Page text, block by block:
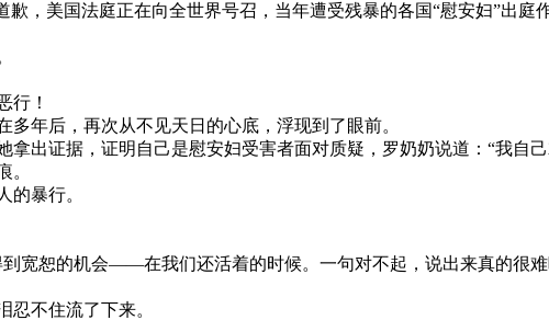
，美国法庭正在向全世界号召，当年遭受残暴的各国“慰安妇”出庭
行！
年后，再次从不见天日的心底，浮现到了眼前。
出证据，证明自己是慰安妇受害者面对质疑，罗奶奶说道：“我自
。
的暴行。
宽恕的机会——在我们还活着的时候。一句对不起，说出来真的很
忍不住流了下来。